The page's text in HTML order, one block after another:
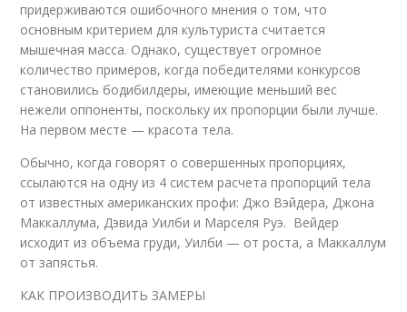
придерживаются ошибочного мнения о том, что
основным критерием для культуриста считается
мышечная масса. Однако, существует огромное
количество примеров, когда победителями конкурсов
становились бодибилдеры, имеющие меньший вес
нежели оппоненты, поскольку их пропорции были лучше.
На первом месте — красота тела.
Обычно, когда говорят о совершенных пропорциях,
ссылаются на одну из 4 систем расчета пропорций тела
от известных американских профи: Джо Вэйдера, Джона
Маккаллума, Дэвида Уилби и Марселя Руэ. Вейдер
исходит из объема груди, Уилби — от роста, а Маккаллум
от запястья.
КАК ПРОИЗВОДИТЬ ЗАМЕРЫ